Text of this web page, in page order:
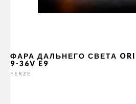
ФАРА ДАЛЬНЕГО СВЕТА
9-36V E9
FERZE